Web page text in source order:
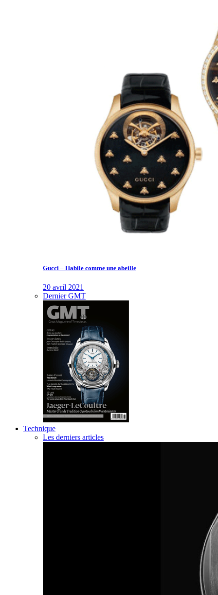
Gucci – Habile comme une abeille
20 avril 2021
Dernier GMT
Technique
Les derniers articles